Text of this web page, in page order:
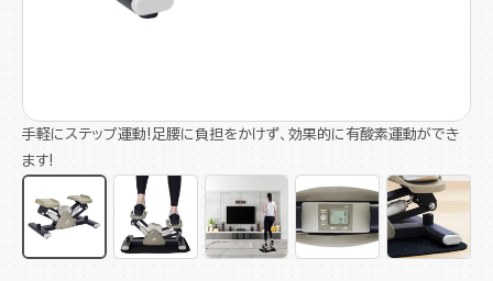
手軽にステップ運動!足腰に負担をかけず、効果的に有酸素運動ができ
ます!